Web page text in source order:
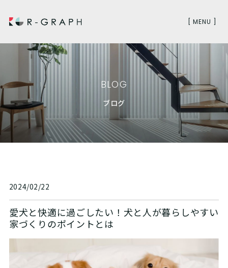
[ MENU ]
BLOG
ブログ
2024/02/22
愛犬と快適に過ごしたい！犬と人が暮らしやすい
家づくりのポイントとは